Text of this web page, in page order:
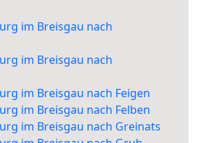
im Breisgau nach
im Breisgau nach
im Breisgau nach Feigen
im Breisgau nach Felben
im Breisgau nach Greinats